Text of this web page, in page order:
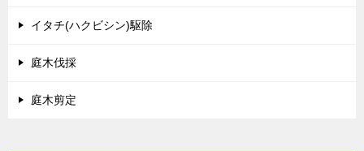
イタチ(ハクビシン)駆除
庭木伐採
庭木剪定